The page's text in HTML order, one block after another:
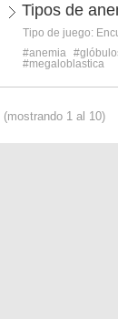
Tipos de
Tipo de juego:
#anemia
#megaloblastica
(mostrando 1 al 10)